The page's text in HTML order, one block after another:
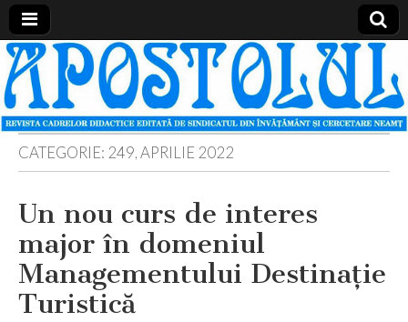
Apostolul
Revista
cadrelor
didactice
din
judetul
Neamt
CATEGORIE: 249, APRILIE 2022
Un nou curs de interes
major în domeniul
Managementului Destinaţie
Turistică